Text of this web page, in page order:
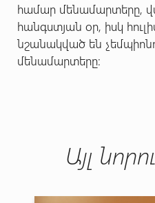
համար մենամարտերը,
հանգստյան օր, իսկ
նշանակված են
մենամարտերը:
Այլ